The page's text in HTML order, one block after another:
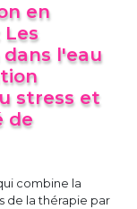
en
Les
l'eau
stress et
de
combine la
de la thérapie par